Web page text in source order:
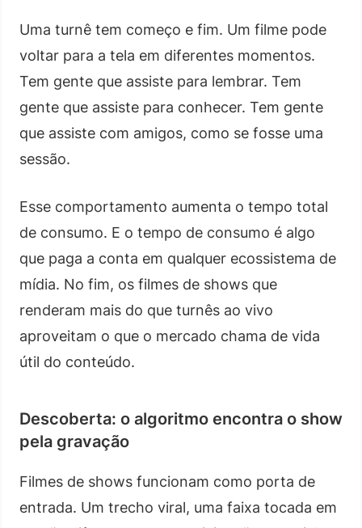
Uma turnê tem começo e fim. Um filme pode
voltar para a tela em diferentes momentos.
Tem gente que assiste para lembrar. Tem
gente que assiste para conhecer. Tem gente
que assiste com amigos, como se fosse uma
sessão.
Esse comportamento aumenta o tempo total
de consumo. E o tempo de consumo é algo
que paga a conta em qualquer ecossistema de
mídia. No fim, os filmes de shows que
renderam mais do que turnês ao vivo
aproveitam o que o mercado chama de vida
útil do conteúdo.
Descoberta: o algoritmo encontra o show
pela gravação
Filmes de shows funcionam como porta de
entrada. Um trecho viral, uma faixa tocada em